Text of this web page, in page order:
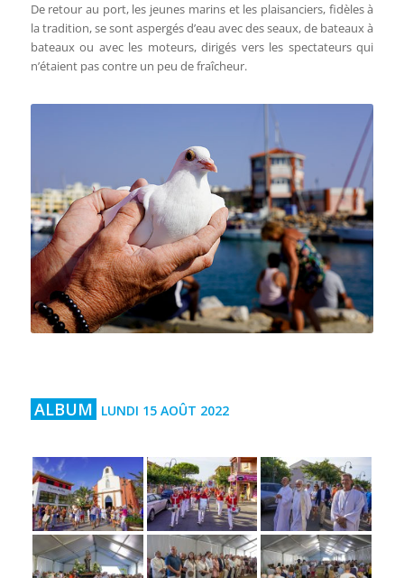
De retour au port, les jeunes marins et les plaisanciers, fidèles à
la tradition, se sont aspergés d’eau avec des seaux, de bateaux à
bateaux ou avec les moteurs, dirigés vers les spectateurs qui
n’étaient pas contre un peu de fraîcheur.
ALBUM LUNDI 15 AOÛT 2022